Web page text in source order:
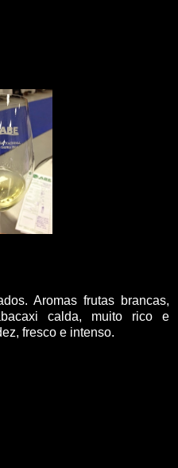
Aromas frutas brancas,
calda, muito rico e
fresco e intenso.